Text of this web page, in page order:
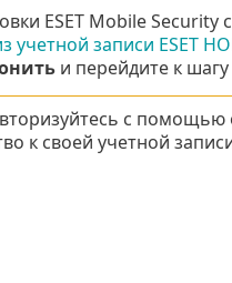
ESET Mobile
учетной записи ESET
и перейдите к шагу
с
к своей учетной